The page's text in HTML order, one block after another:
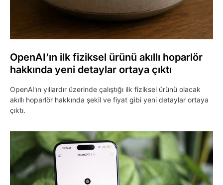
OpenAI’ın ilk fiziksel ürünü akıllı hoparlör
hakkında yeni detaylar ortaya çıktı
OpenAI'ın yıllardır üzerinde çalıştığı ilk fiziksel ürünü olacak
akıllı hoparlör hakkında şekil ve fiyat gibi yeni detaylar ortaya
çıktı.